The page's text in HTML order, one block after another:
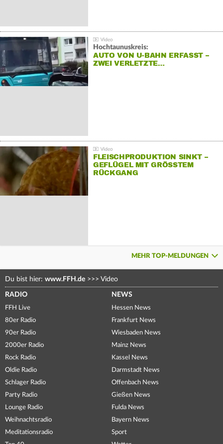
Hochtaunuskreis:
AUTO VON U-BAHN ERFASST –
ZWEI VERLETZTE…
FLEISCHPRODUKTION SINKT –
GEFLÜGEL MIT GRÖSSTEM R
ÜCKGANG
MEHR TOP-MELDUNGEN
Du bist hier: www.FFH.de >>> Video
RADIO
FFH Live
80er Radio
90er Radio
2000er Radio
Rock Radio
Oldie Radio
Schlager Radio
Party Radio
Lounge Radio
Weihnachtsradio
Meditationsradio
NEWS
Hessen News
Frankfurt News
Wiesbaden News
Mainz News
Kassel News
Darmstadt News
Offenbach News
Gießen News
Fulda News
Bayern News
Sport